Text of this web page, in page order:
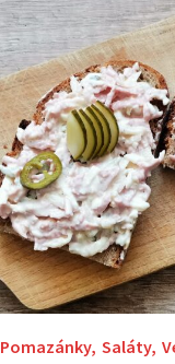
Pomazánky, Saláty,